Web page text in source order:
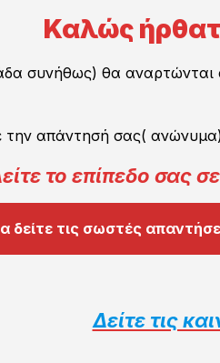
Καλώς
συνήθως) θα
την απάντησή σας(
το επίπεδο σας
δείτε τις σωστές
Δείτε τις